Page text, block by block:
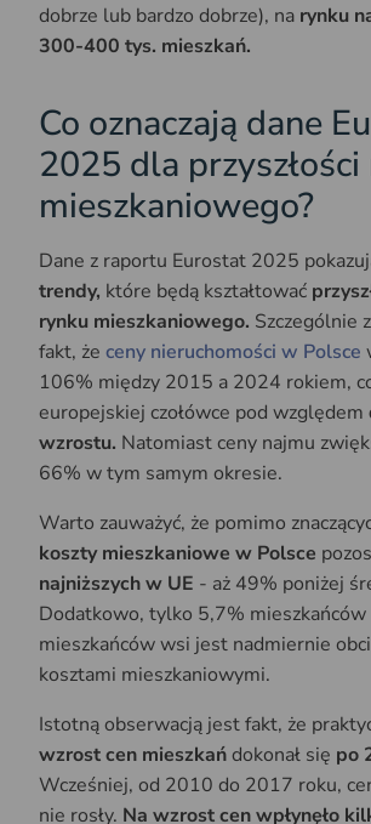
dobrze lub bardzo dobrze), na rynku
300-400 tys. mieszkań.
Co oznaczają dane
2025 dla
mieszkaniowego?
Dane z raportu Eurostat 2025
trendy, które będą kształtować
rynku mieszkaniowego. Szczególnie
fakt, że ceny nieruchomości w Polsce
106% między 2015 a 2024 rokiem,
europejskiej czołówce pod względem
wzrostu. Natomiast ceny najmu
66% w tym samym okresie.
Warto zauważyć, że pomimo
koszty mieszkaniowe w Polsce
najniższych w UE - aż 49% poniżej
Dodatkowo, tylko 5,7%
mieszkańców wsi jest nadmiernie
kosztami mieszkaniowymi.
Istotną obserwacją jest fakt, że
wzrost cen mieszkańdokonał się po
Wcześniej, od 2010 do 2017 roku,
nie rosły. Na wzrost cen wpłynęło